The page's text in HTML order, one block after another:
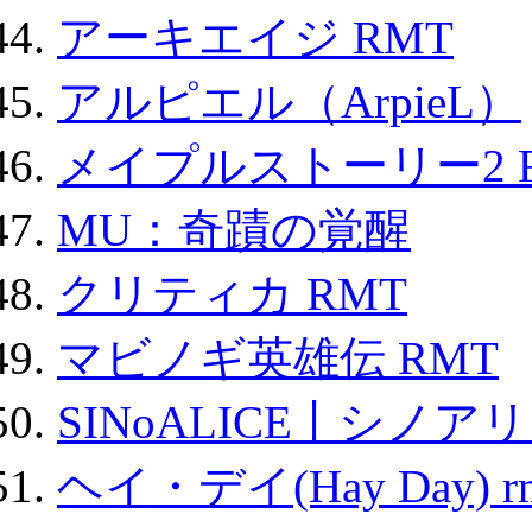
アーキエイジ RMT
アルピエル（ArpieL）
メイプルストーリー2
MU：奇蹟の覚醒
クリティカ RMT
マビノギ英雄伝 RMT
SINoALICE丨シノア
ヘイ・デイ(Hay Day)